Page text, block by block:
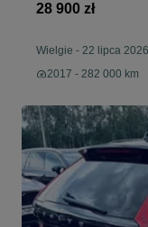
28 900 zł
Wielgie - 22 lipca 2026
2017 - 282 000 km